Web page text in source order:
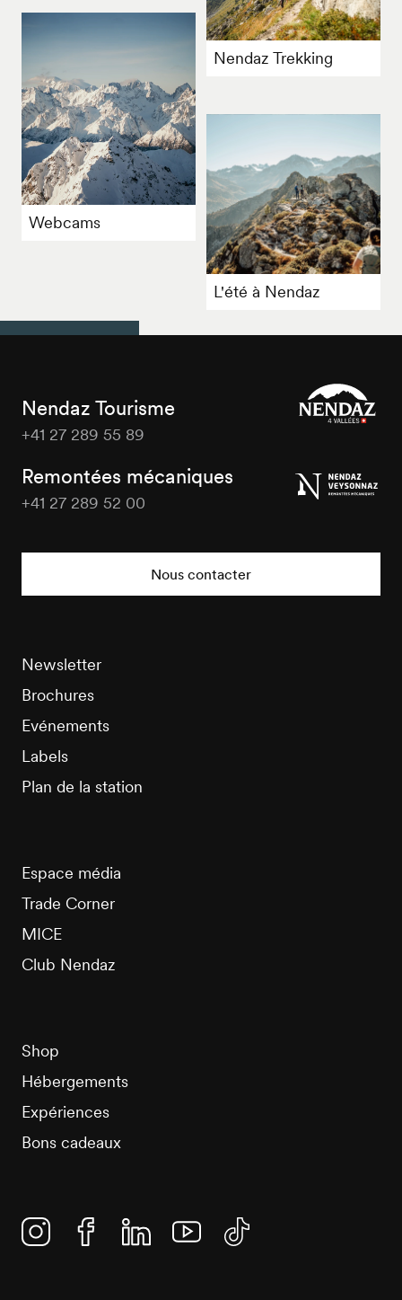
Nendaz Trekking
Webcams
L'été à Nendaz
Nendaz Tourisme
+41 27 289 55 89
Remontées mécaniques
+41 27 289 52 00
Nous contacter
Newsletter
Brochures
Evénements
Labels
Plan de la station
Espace média
Trade Corner
MICE
Club Nendaz
Shop
Hébergements
Expériences
Bons cadeaux